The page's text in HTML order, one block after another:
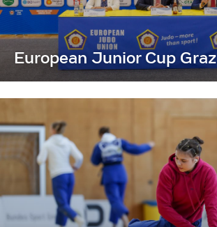
European Junior Cup Graz